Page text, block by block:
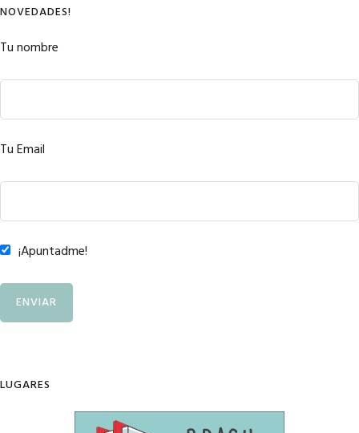
NOVEDADES!
Tu nombre
Tu Email
¡Apuntadme!
LUGARES